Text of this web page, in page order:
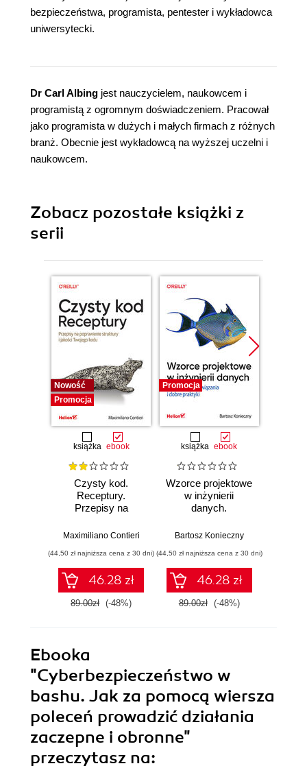
bezpieczeństwa, programista, pentester i wykładowca
uniwersytecki.
Dr Carl Albing jest nauczycielem, naukowcem i
programistą z ogromnym doświadczeniem. Pracował
jako programista w dużych i małych firmach z różnych
branż. Obecnie jest wykładowcą na wyższej uczelni i
naukowcem.
Zobacz pozostałe książki z
serii
Nowość
Promocja
książka ebook
Czysty kod.
Receptury.
Przepisy na
struktury i jakości
Maximiliano Contieri
(44,50 zł najniższa cena z 30 dni)
46.28 zł
89.00zł (-48%)
Promocja
książka ebook
Wzorce projektowe
w inżynierii
danych.
rozwiązania i dobre
Bartosz Konieczny
(44,50 zł najniższa cena z 30 dni)
46.28 zł
89.00zł (-48%)
Ebooka
"Cyberbezpieczeństwo w
bashu. Jak za pomocą wiersza
poleceń prowadzić działania
zaczepne i obronne"
przeczytasz na: